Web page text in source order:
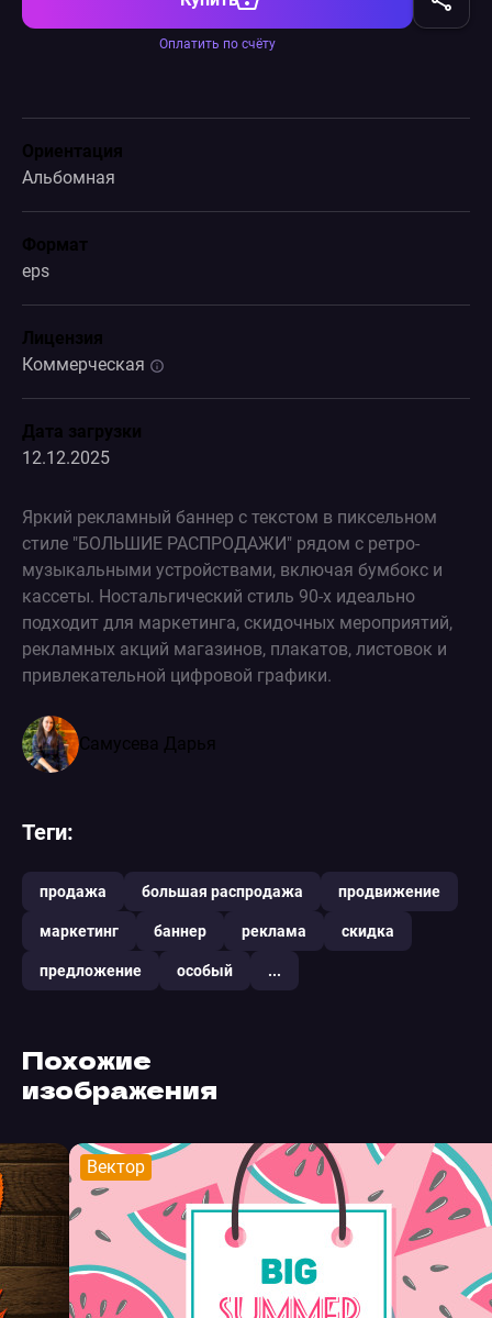
Оплатить по счёту
Ориентация
Альбомная
Формат
eps
Лицензия
Коммерческая
Дата загрузки
12.12.2025
Яркий рекламный баннер с текстом в пиксельном
стиле "БОЛЬШИЕ РАСПРОДАЖИ" рядом с ретро-
музыкальными устройствами, включая бумбокс и
кассеты. Ностальгический стиль 90-х идеально
подходит для маркетинга, скидочных мероприятий,
рекламных акций магазинов, плакатов, листовок и
привлекательной цифровой графики.
Самусева Дарья
Теги:
продажа большая распродажа продвижение
маркетинг баннер реклама скидка
предложение особый ...
Похожие
изображения
Вектор